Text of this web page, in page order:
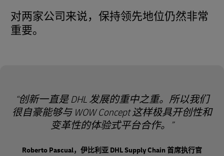
对两家公司来说，保持领先地位仍然非常
重要。
创新一直是 DHL 发展的重中之重。所以我们
很自豪能够与 WOW Concept 这样极具开创性和
变革性的体验式平台合作。
Roberto Pascual，伊比利亚 DHL Supply Chain 首席执行官